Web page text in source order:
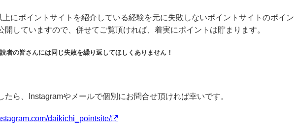
にポイントサイトを紹介している経験を元に失敗しないポイントサイトのポイン
開していますので、併せてご覧頂ければ、着実にポイントは貯まります。
の皆さんには同じ失敗を繰り返してほしくありません！
たら、Instagramやメールで個別にお問合せ頂ければ幸いです。
daikichi_pointsite/